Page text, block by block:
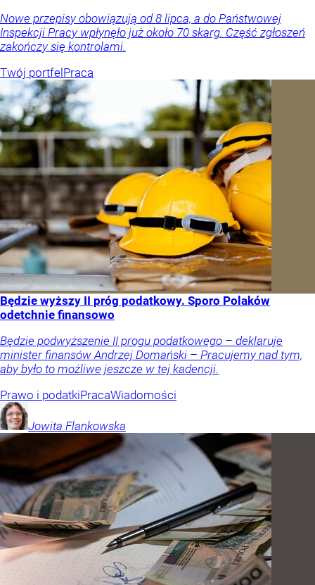
Nowe przepisy obowiązują od 8 lipca, a do Państwowej
Inspekcji Pracy wpłynęło już około 70 skarg. Część zgłoszeń
zakończy się kontrolami.
Twój portfelPraca
Będzie wyższy II próg podatkowy. Sporo Polaków
odetchnie finansowo
Będzie podwyższenie II progu podatkowego – deklaruje
minister finansów Andrzej Domański – Pracujemy nad tym,
aby było to możliwe jeszcze w tej kadencji.
Prawo i podatkiPracaWiadomości
Jowita Flankowska